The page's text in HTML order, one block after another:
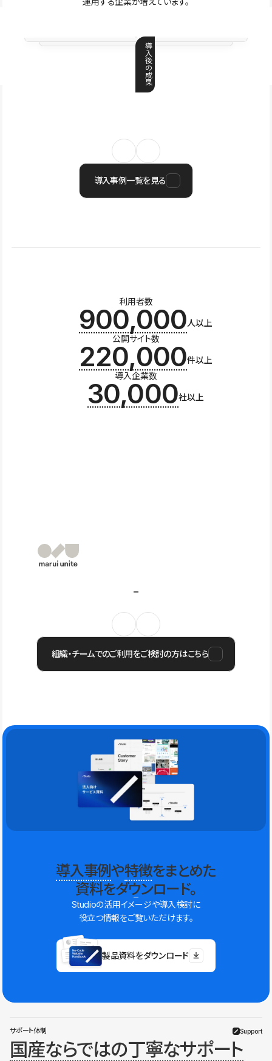
導
入
後
の
成
果
導入事例一覧を見る
利用者数
900,000人以上
公開サイト数
220,000件以上
導入企業数
30,000社以上
組織・チームでのご利用をご検討の方はこちら
導入事例や特徴をまとめた
資料をダウンロード。
Studioの活用イメージや導入検討に
役立つ情報をご覧いただけます。
製品資料をダウンロード
サポート体制 Support
国産ならではの丁寧なサポート